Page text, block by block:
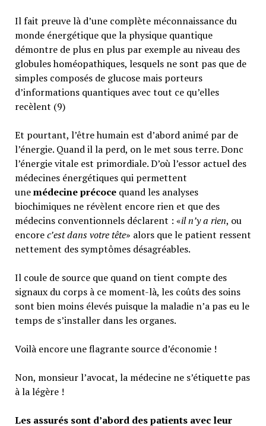
Il fait preuve là d’une complète méconnaissance du
monde énergétique que la physique quantique
démontre de plus en plus par exemple au niveau des
globules homéopathiques, lesquels ne sont pas que de
simples composés de glucose mais porteurs
d’informations quantiques avec tout ce qu’elles
recèlent (9)
Et pourtant, l’être humain est d’abord animé par de
l’énergie. Quand il la perd, on le met sous terre. Donc
l’énergie vitale est primordiale. D’où l’essor actuel des
médecines énergétiques qui permettent
unemédecine précoce quand les analyses
biochimiques ne révèlent encore rien et que des
médecins conventionnels déclarent : «il n’y a rien, ou
encorec’est dans votre tête» alors que le patient ressent
nettement des symptômes désagréables.
Il coule de source que quand on tient compte des
signaux du corps à ce moment-là, les coûts des soins
sont bien moins élevés puisque la maladie n’a pas eu le
temps de s’installer dans les organes.
Voilà encore une flagrante source d’économie !
Non, monsieur l’avocat, la médecine ne s’étiquette pas
à la légère !
Les assurés sont d’abord des patients avec leur